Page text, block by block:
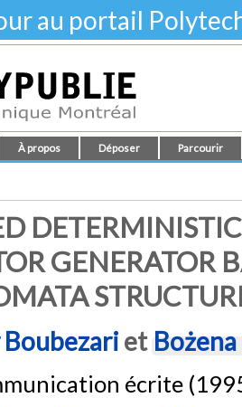
au portail
À propos Déposer Parcourir
GENERATOR
Boubezariet
écrite